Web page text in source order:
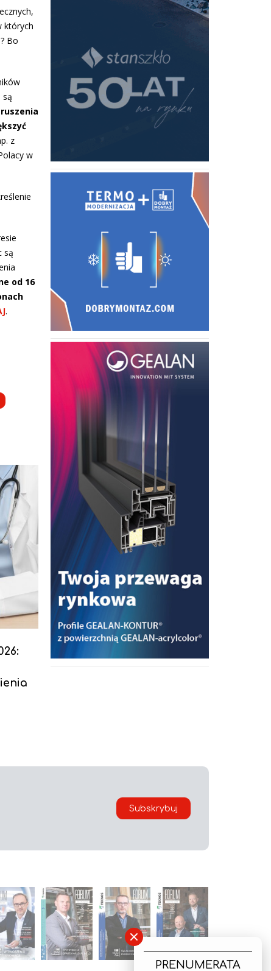
których
Bo
są
z
w
są
od 16
.
Subskrybuj
×
PRENUMERATA